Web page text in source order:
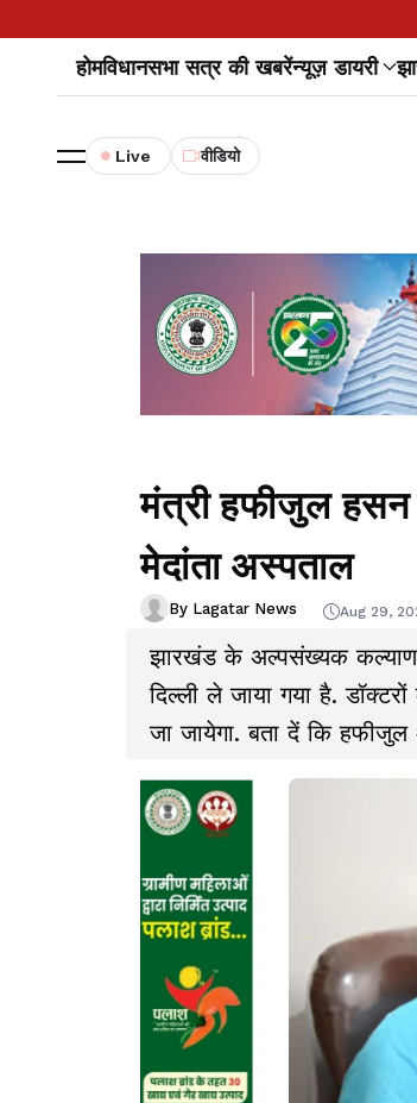
होमविधानसभा सत्र की खबरेंन्यूज़ डायरी
Live वीडियो
मंत्री हफीजुल हसन
मेदांता अस्पताल
By Lagatar News Aug 29,
झारखंड के अल्पसंख्यक कल्याण
दिल्ली ले जाया गया है.
जा जायेगा. बता दें कि हफीजुल